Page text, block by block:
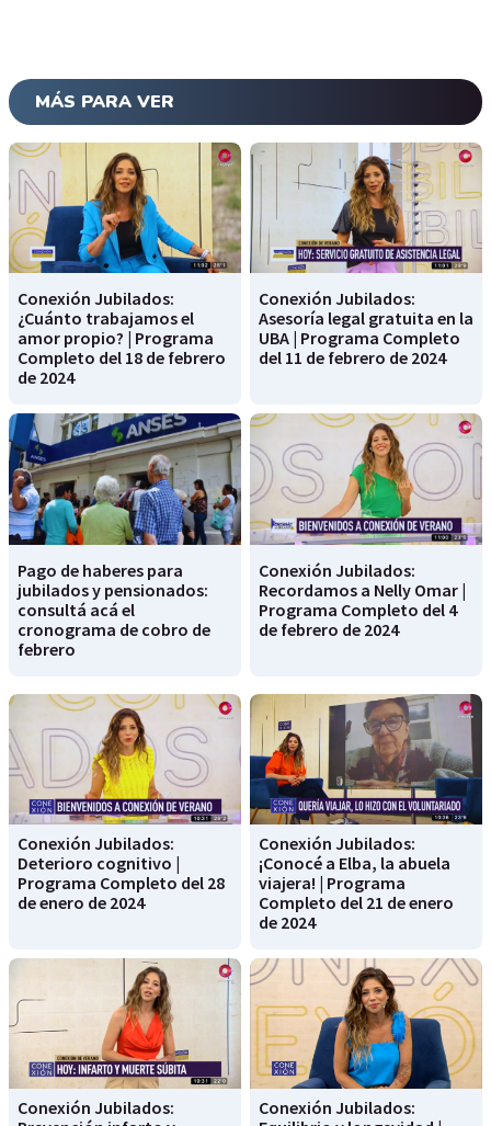
MÁS PARA VER
Conexión Jubilados:
¿Cuánto trabajamos el
amor propio? | Programa
Completo del 18 de febrero
de 2024
Conexión Jubilados:
Asesoría legal gratuita en la
UBA | Programa Completo
del 11 de febrero de 2024
Pago de haberes para
jubilados y pensionados:
consultá acá el
cronograma de cobro de
febrero
Conexión Jubilados:
Recordamos a Nelly Omar |
Programa Completo del 4
de febrero de 2024
Conexión Jubilados:
Deterioro cognitivo |
Programa Completo del 28
de enero de 2024
Conexión Jubilados:
¡Conocé a Elba, la abuela
viajera! | Programa
Completo del 21 de enero
de 2024
Conexión Jubilados:
Conexión Jubilados: